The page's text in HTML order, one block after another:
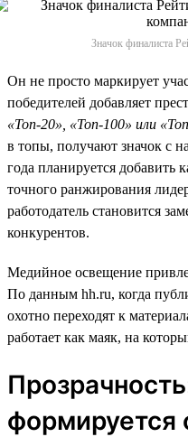
Значок финалиста
Он не просто маркирует
победителей добавляет
«Топ-20», «Топ-100» или
в топы, получают значок с
года планируется добавить
точного ранжирования
работодатель становится
конкурентов.
Медийное освещение
По данным hh.ru, когда
охотно переходят к
работает как маяк, на
формируется